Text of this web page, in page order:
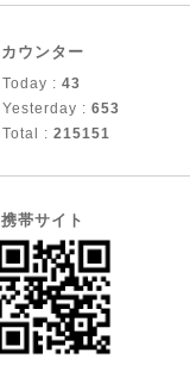
カウンター
Today : 43
Yesterday : 653
Total : 215151
携帯サイト